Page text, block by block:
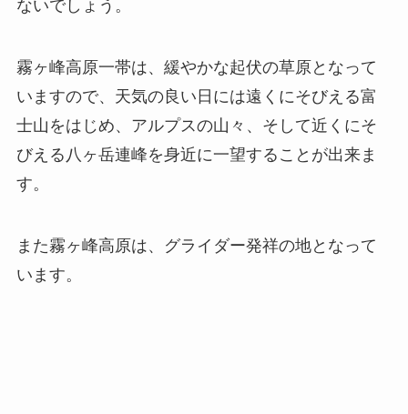
ないでしょう。
霧ヶ峰高原一帯は、緩やかな起伏の草原となって
いますので、天気の良い日には遠くにそびえる富
士山をはじめ、アルプスの山々、そして近くにそ
びえる八ヶ岳連峰を身近に一望することが出来ま
す。
また霧ヶ峰高原は、グライダー発祥の地となって
います。